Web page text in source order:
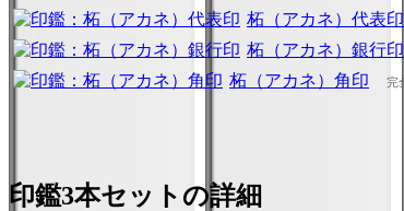
柘（アカネ）代表印
柘（アカネ）銀行印
柘（アカネ）角印
完
印鑑3本セットの詳細